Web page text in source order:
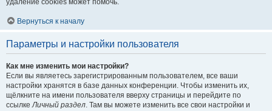
удаление cookies может помочь.
Вернуться к началу
Параметры и настройки пользователя
Как мне изменить мои настройки?
Если вы являетесь зарегистрированным пользователем, все ваши
настройки хранятся в базе данных конференции. Чтобы изменить их,
щёлкните на имени пользователя вверху страницы и перейдите по
ссылкеЛичный раздел. Там вы можете изменить все свои настройки и